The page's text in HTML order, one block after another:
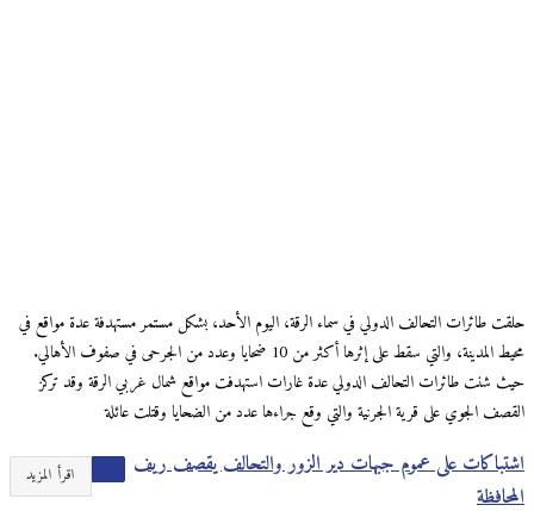
حلقت طائرات التحالف الدولي في سماء الرقة، اليوم الأحد، بشكل مستمر مستهدفة عدة مواقع في
محيط المدينة، والتي سقط على إثرها أكثر من 10 ضحايا وعدد من الجرحى في صفوف الأهالي.
حيث شنت طائرات التحالف الدولي عدة غارات استهدفت مواقع شمال غربي الرقة وقد تركز
القصف الجوي على قرية الجرنية والتي وقع جراءها عدد من الضحايا وقتلت عائلة
اقرأ المزيد
اشتباكات على عموم جبهات دير الزور والتحالف يقصف ريف
المحافظة